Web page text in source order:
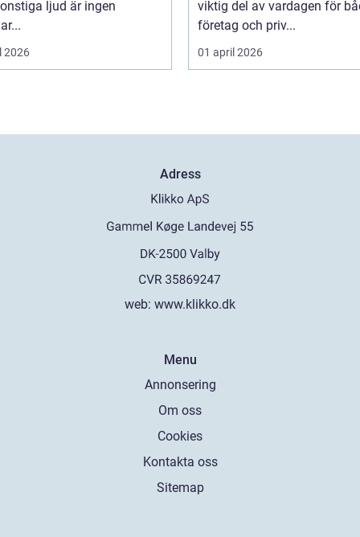
ljud är ingen
2026
viktig del av vardagen för
företag och priv...
01 april 2026
Adress
web: www.klikko.dk
Menu
Annonsering
Om oss
Cookies
Kontakta oss
Sitemap